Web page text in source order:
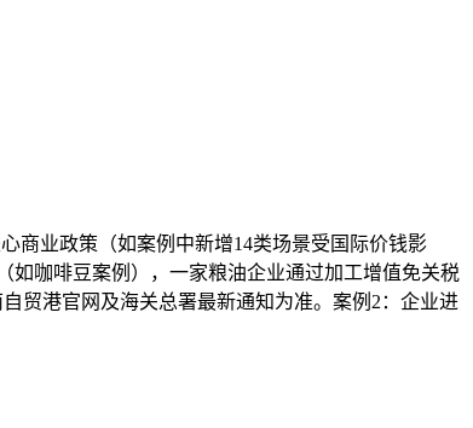
商业政策（如案例中新增14类场景受国际价钱影
如咖啡豆案例），一家粮油企业通过加工增值免关税
贸港官网及海关总署最新通知为准。案例2：企业进